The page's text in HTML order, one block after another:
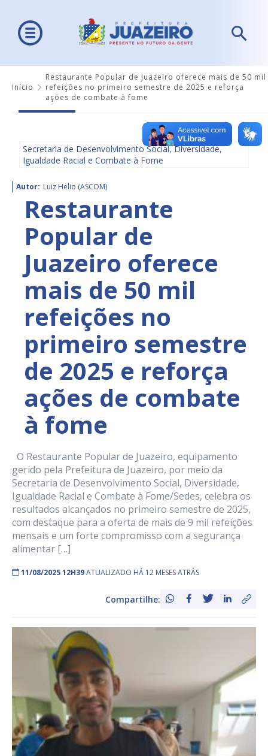
Início
Restaurante Popular de Juazeiro oferece mais de 50 mil
refeições no primeiro semestre de 2025 e reforça
ações de combate à fome
Secretaria de Desenvolvimento Social, Diversidade,
Igualdade Racial e Combate à Fome
Autor: Luiz Helio (ASCOM)
Restaurante
Popular de
Juazeiro oferece
mais de 50 mil
refeições no
primeiro semestre
de 2025 e reforça
ações de combate
à fome
O Restaurante Popular de Juazeiro, equipamento
gerido pela Prefeitura de Juazeiro, por meio da
Secretaria de Desenvolvimento Social, Diversidade,
Igualdade Racial e Combate à Fome/Sedes, celebra os
resultados alcançados no primeiro semestre de 2025,
com destaque para a oferta de mais de 9 mil refeições
mensais e um forte compromisso com a segurança
alimentar […]
11/08/2025 12H39ATUALIZADO HÁ 12 MESES ATRÁS
Compartilhe: